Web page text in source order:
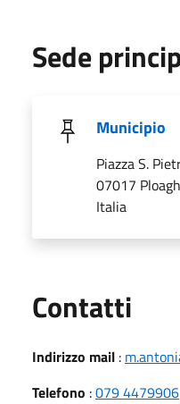
Sede
Municipio
Piazza S.
07017
Italia
Contatti
Indirizzo mail :
Telefono :079 4479906